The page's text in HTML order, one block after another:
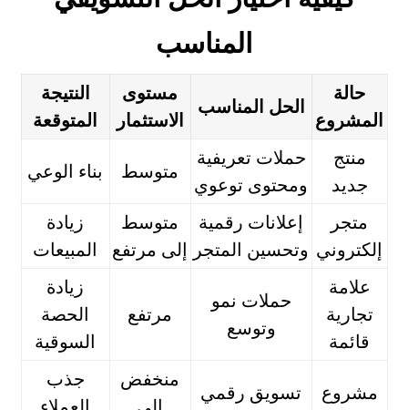
المناسب
حالة
المشروع
الحل المناسب
مستوى
الاستثمار
النتيجة
المتوقعة
منتج
جديد
حملات تعريفية
ومحتوى توعوي
متوسط بناء الوعي
متجر
إلكتروني
إعلانات رقمية
وتحسين المتجر
متوسط
إلى مرتفع
زيادة
المبيعات
علامة
تجارية
قائمة
حملات نمو
وتوسع
مرتفع
زيادة
الحصة
السوقية
مشروع تسويق رقمي
منخفض
جذب